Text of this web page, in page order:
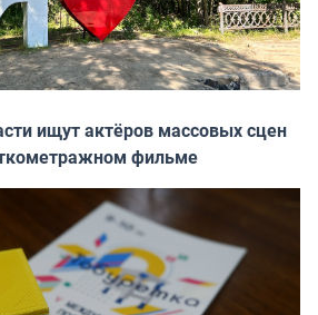
ищут актёров массовых сцен
фильме